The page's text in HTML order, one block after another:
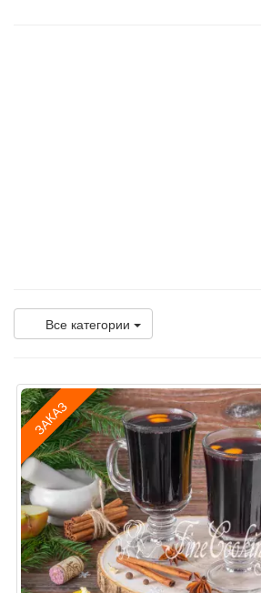
Все категории
ЗАКАЗ